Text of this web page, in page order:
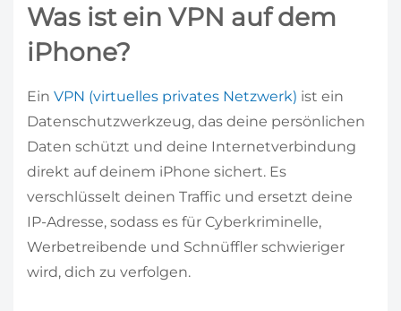
Was ist ein VPN auf dem
iPhone?
Ein VPN (virtuelles privates Netzwerk) ist ein
Datenschutzwerkzeug, das deine persönlichen
Daten schützt und deine Internetverbindung
direkt auf deinem iPhone sichert. Es
verschlüsselt deinen Traffic und ersetzt deine
IP-Adresse, sodass es für Cyberkriminelle,
Werbetreibende und Schnüffler schwieriger
wird, dich zu verfolgen.